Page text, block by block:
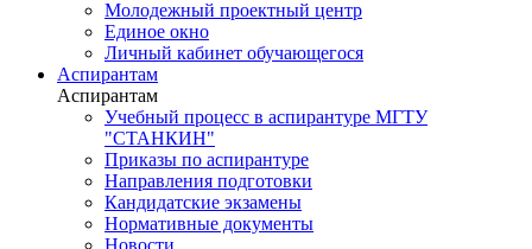
Молодежный проектный центр
Единое окно
Личный кабинет обучающегося
Аспирантам
Аспирантам
Учебный процесс в аспирантуре МГТУ
"СТАНКИН"
Приказы по аспирантуре
Направления подготовки
Кандидатские экзамены
Нормативные документы
Новости